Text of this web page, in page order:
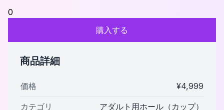
0
購入する
商品詳細
価格 ¥4,999
カテゴリ アダルト用ホール（カップ）